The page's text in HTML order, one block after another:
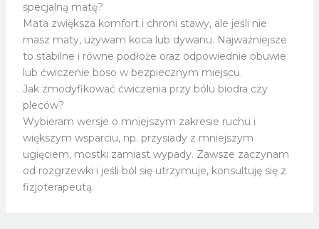
specjalną matę?
Mata zwiększa komfort i chroni stawy, ale jeśli nie
masz maty, używam koca lub dywanu. Najważniejsze
to stabilne i równe podłoże oraz odpowiednie obuwie
lub ćwiczenie boso w bezpiecznym miejscu.
Jak zmodyfikować ćwiczenia przy bólu biodra czy
pleców?
Wybieram wersje o mniejszym zakresie ruchu i
większym wsparciu, np. przysiady z mniejszym
ugięciem, mostki zamiast wypady. Zawsze zaczynam
od rozgrzewki i jeśli ból się utrzymuje, konsultuję się z
fizjoterapeutą.